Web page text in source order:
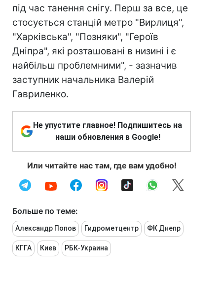
під час танення снігу. Перш за все, це
стосується станцій метро "Вирлиця",
"Харківська", "Позняки", "Героїв
Дніпра", які розташовані в низині і є
найбільш проблемними", - зазначив
заступник начальника Валерій
Гавриленко.
Не упустите главное! Подпишитесь на
наши обновления в Google!
Или читайте нас там, где вам удобно!
Больше по теме:
Александр Попов Гидрометцентр ФК Днепр
КГГА Киев РБК-Украина